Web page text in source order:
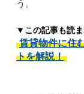
う。
▼この記事も読
賃貸物件に住
トを解説！